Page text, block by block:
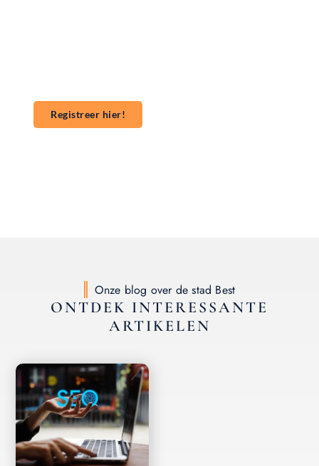
Registreer hier!
Onze blog over de stad Best
ONTDEK INTERESSANTE
ARTIKELEN